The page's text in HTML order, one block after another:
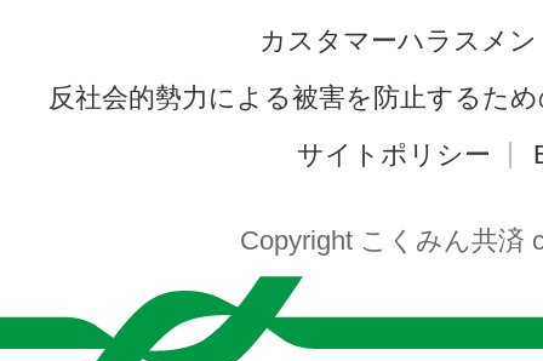
カスタマーハラスメ
反社会的勢力による被害を防止するた
サイトポリシー
Copyright こくみん共済